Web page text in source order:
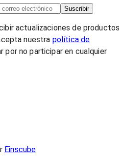
Suscribir
actualizaciones de productos
nuestra política de
por no participar en cualquier
Einscube